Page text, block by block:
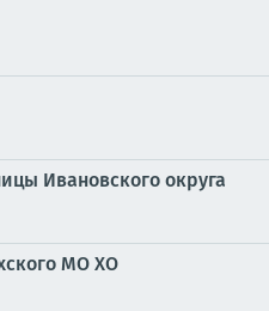
Ивановского округа
МО ХО